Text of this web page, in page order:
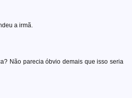
a irmã.
Não parecia óbvio demais que isso seria